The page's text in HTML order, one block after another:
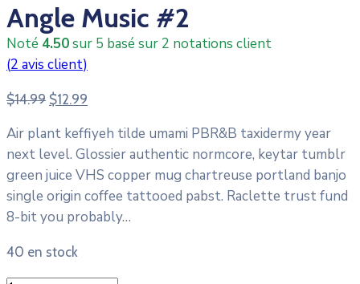
Angle Music #2
Noté 4.50sur 5 basé sur 2 notations client
(2 avis client)
$14.99 Le
initial
était :
$14.99.
$12.99
actuel
est :
$12.99.
Air plant keffiyeh tilde umami PBR&B taxidermy year
next level. Glossier authentic normcore, keytar tumblr
green juice VHS copper mug chartreuse portland banjo
single origin coffee tattooed pabst. Raclette trust fund
8-bit you probably…
40 en stock